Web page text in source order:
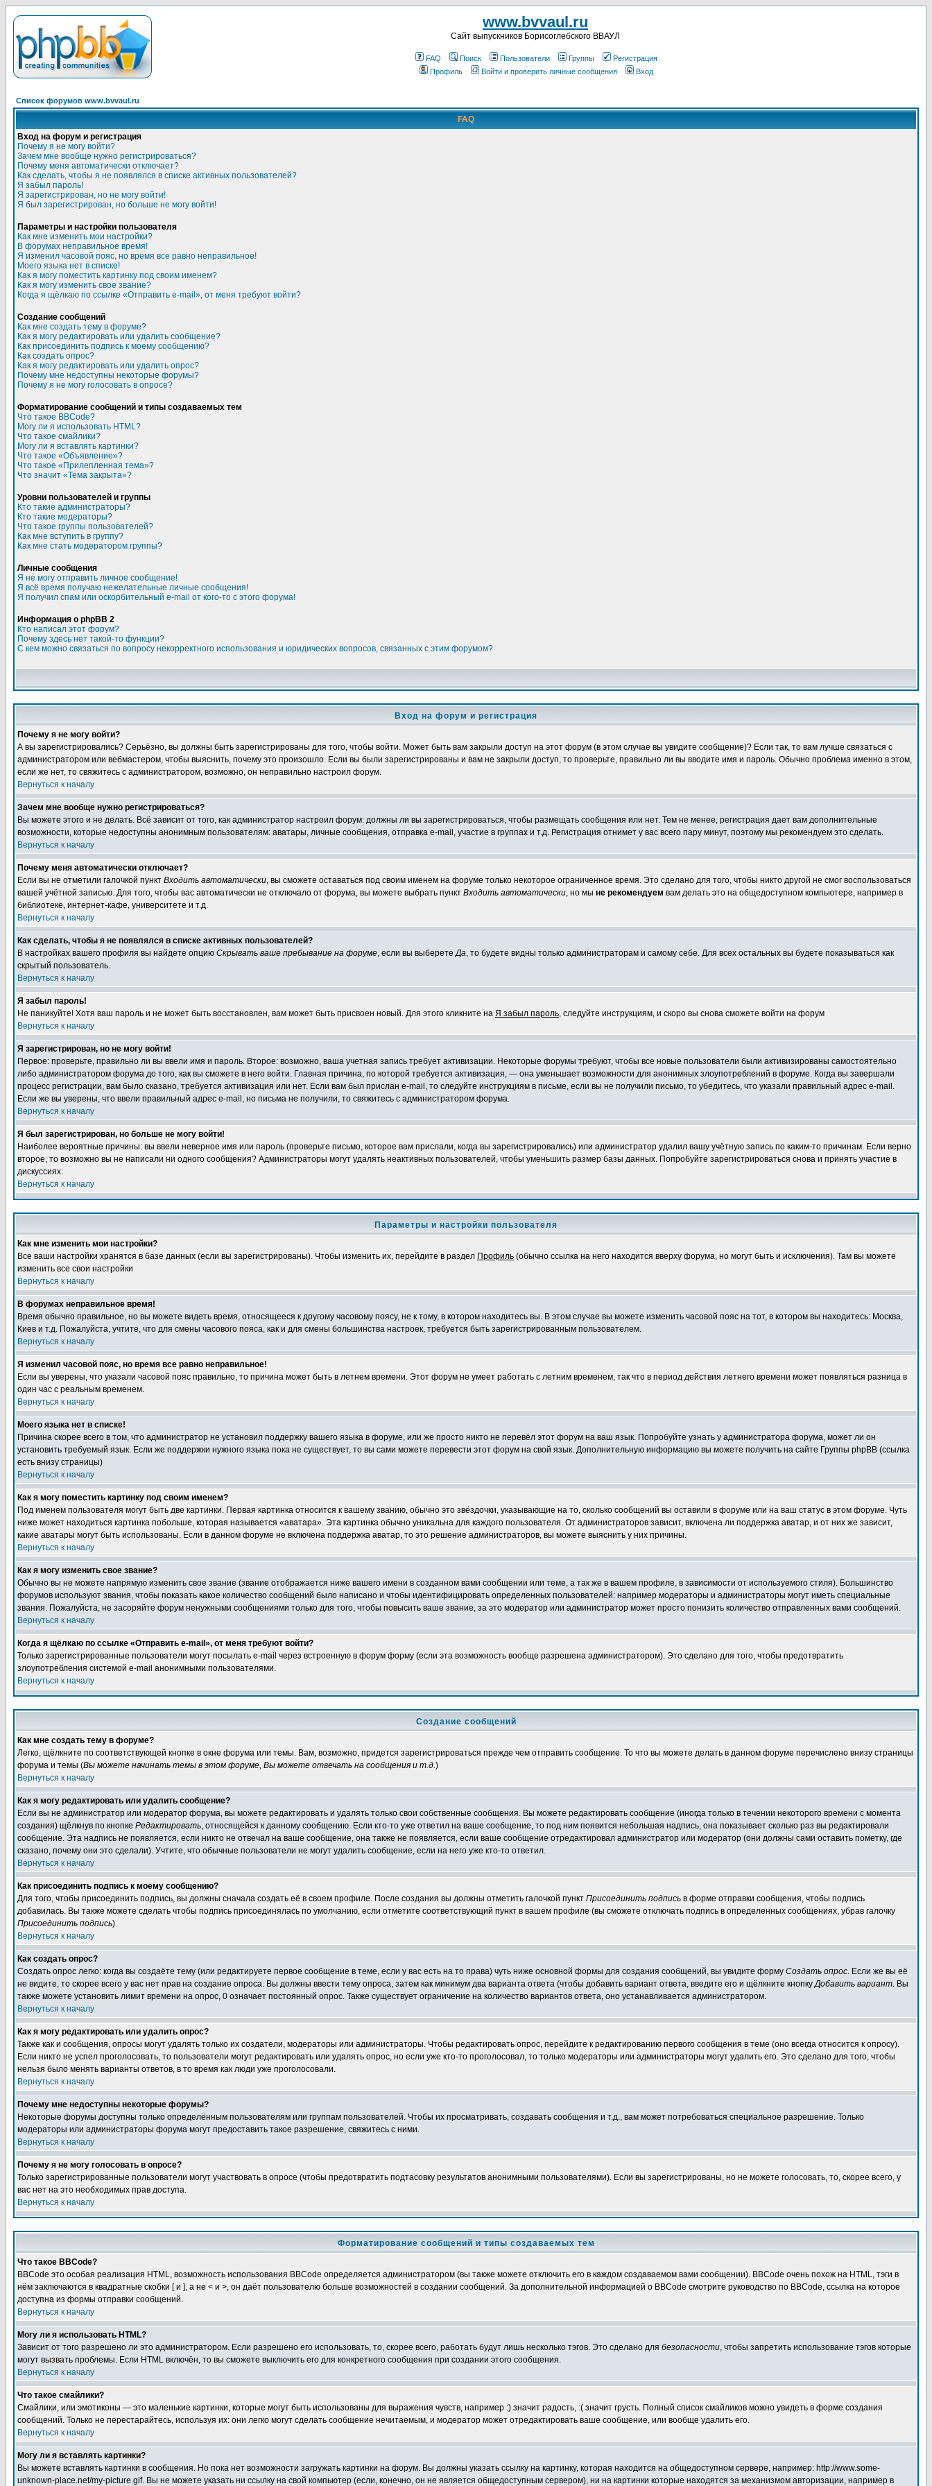
www.bvvaul.ru
Cайт выпускников Борисоглебского ВВАУЛ
FAQ Поиск Пользователи Группы
Регистрация
Профиль
Войти и проверить личные сообщения Вход
Список форумов www.bvvaul.ru
FAQ
Вход на форум и регистрация
Почему я не могу войти?
Зачем мне вообще нужно регистрироваться?
Почему меня автоматически отключает?
Как сделать, чтобы я не появлялся в списке активных пользователей?
Я забыл пароль!
Я зарегистрирован, но не могу войти!
Я был зарегистрирован, но больше не могу войти!
Параметры и настройки пользователя
Как мне изменить мои настройки?
В форумах неправильное время!
Я изменил часовой пояс, но время все равно неправильное!
Моего языка нет в списке!
Как я могу поместить картинку под своим именем?
Как я могу изменить свое звание?
Когда я щёлкаю по ссылке «Отправить e-mail», от меня требуют войти?
Создание сообщений
Как мне создать тему в форуме?
Как я могу редактировать или удалить сообщение?
Как присоединить подпись к моему сообщению?
Как создать опрос?
Как я могу редактировать или удалить опрос?
Почему мне недоступны некоторые форумы?
Почему я не могу голосовать в опросе?
Форматирование сообщений и типы создаваемых тем
Что такое BBCode?
Могу ли я использовать HTML?
Что такое смайлики?
Могу ли я вставлять картинки?
Что такое «Объявление»?
Что такое «Прилепленная тема»?
Что значит «Тема закрыта»?
Уровни пользователей и группы
Кто такие администраторы?
Кто такие модераторы?
Что такое группы пользователей?
Как мне вступить в группу?
Как мне стать модератором группы?
Личные сообщения
Я не могу отправить личное сообщение!
Я всё время получаю нежелательные личные сообщения!
Я получил спам или оскорбительный e-mail от кого-то с этого форума!
Информация о phpBB 2
Кто написал этот форум?
Почему здесь нет такой-то функции?
С кем можно связаться по вопросу некорректного использования и юридических вопросов, связанных с этим форумом?
Вход на форум и регистрация
Почему я не могу войти?
А вы зарегистрировались? Серьёзно, вы должны быть зарегистрированы для того, чтобы войти. Может быть вам закрыли доступ на этот форум (в этом случае вы увидите сообщение)? Если так, то вам лучше связаться с
администратором или вебмастером, чтобы выяснить, почему это произошло. Если вы были зарегистрированы и вам не закрыли доступ, то проверьте, правильно ли вы вводите имя и пароль. Обычно проблема именно в этом,
если же нет, то свяжитесь с администратором, возможно, он неправильно настроил форум.
Вернуться к началу
Зачем мне вообще нужно регистрироваться?
Вы можете этого и не делать. Всё зависит от того, как администратор настроил форум: должны ли вы зарегистрироваться, чтобы размещать сообщения или нет. Тем не менее, регистрация дает вам дополнительные
возможности, которые недоступны анонимным пользователям: аватары, личные сообщения, отправка e-mail, участие в группах и т.д. Регистрация отнимет у вас всего пару минут, поэтому мы рекомендуем это сделать.
Вернуться к началу
Почему меня автоматически отключает?
Если вы не отметили галочкой пункт Входить автоматически, вы сможете оставаться под своим именем на форуме только некоторое ограниченное время. Это сделано для того, чтобы никто другой не смог воспользоваться
вашей учётной записью. Для того, чтобы вас автоматически не отключало от форума, вы можете выбрать пункт Входить автоматически, но мы не рекомендуем вам делать это на общедоступном компьютере, например в
библиотеке, интернет-кафе, университете и т.д.
Вернуться к началу
Как сделать, чтобы я не появлялся в списке активных пользователей?
В настройках вашего профиля вы найдете опцию Скрывать ваше пребывание на форуме, если вы выберетеДа, то будете видны только администраторам и самому себе. Для всех остальных вы будете показываться как
скрытый пользователь.
Вернуться к началу
Я забыл пароль!
Не паникуйте! Хотя ваш пароль и не может быть восстановлен, вам может быть присвоен новый. Для этого кликните на Я забыл пароль, следуйте инструкциям, и скоро вы снова сможете войти на форум
Вернуться к началу
Я зарегистрирован, но не могу войти!
Первое: проверьте, правильно ли вы ввели имя и пароль. Второе: возможно, ваша учетная запись требует активизации. Некоторые форумы требуют, чтобы все новые пользователи были активизированы самостоятельно
либо администратором форума до того, как вы сможете в него войти. Главная причина, по которой требуется активизация, — она уменьшает возможности для анонимных злоупотреблений в форуме. Когда вы завершали
процесс регистрации, вам было сказано, требуется активизация или нет. Если вам был прислан e-mail, то следуйте инструкциям в письме, если вы не получили письмо, то убедитесь, что указали правильный адрес e-mail.
Если же вы уверены, что ввели правильный адрес e-mail, но письма не получили, то свяжитесь с администратором форума.
Вернуться к началу
Я был зарегистрирован, но больше не могу войти!
Наиболее вероятные причины: вы ввели неверное имя или пароль (проверьте письмо, которое вам прислали, когда вы зарегистрировались) или администратор удалил вашу учётную запись по каким-то причинам. Если верно
второе, то возможно вы не написали ни одного сообщения? Администраторы могут удалять неактивных пользователей, чтобы уменьшить размер базы данных. Попробуйте зарегистрироваться снова и принять участие в
дискуссиях.
Вернуться к началу
Параметры и настройки пользователя
Как мне изменить мои настройки?
Все ваши настройки хранятся в базе данных (если вы зарегистрированы). Чтобы изменить их, перейдите в раздел Профиль (обычно ссылка на него находится вверху форума, но могут быть и исключения). Там вы можете
изменить все свои настройки
Вернуться к началу
В форумах неправильное время!
Время обычно правильное, но вы можете видеть время, относящееся к другому часовому поясу, не к тому, в котором находитесь вы. В этом случае вы можете изменить часовой пояс на тот, в котором вы находитесь: Москва,
Киев и т.д. Пожалуйста, учтите, что для смены часового пояса, как и для смены большинства настроек, требуется быть зарегистрированным пользователем.
Вернуться к началу
Я изменил часовой пояс, но время все равно неправильное!
Если вы уверены, что указали часовой пояс правильно, то причина может быть в летнем времени. Этот форум не умеет работать с летним временем, так что в период действия летнего времени может появляться разница в
один час с реальным временем.
Вернуться к началу
Моего языка нет в списке!
Причина скорее всего в том, что администратор не установил поддержку вашего языка в форуме, или же просто никто не перевёл этот форум на ваш язык. Попробуйте узнать у администратора форума, может ли он
установить требуемый язык. Если же поддержки нужного языка пока не существует, то вы сами можете перевести этот форум на свой язык. Дополнительную информацию вы можете получить на сайте Группы phpBB (ссылка
есть внизу страницы)
Вернуться к началу
Как я могу поместить картинку под своим именем?
Под именем пользователя могут быть две картинки. Первая картинка относится к вашему званию, обычно это звёздочки, указывающие на то, сколько сообщений вы оставили в форуме или на ваш статус в этом форуме. Чуть
ниже может находиться картинка побольше, которая называется «аватара». Эта картинка обычно уникальна для каждого пользователя. От администраторов зависит, включена ли поддержка аватар, и от них же зависит,
какие аватары могут быть использованы. Если в данном форуме не включена поддержка аватар, то это решение администраторов, вы можете выяснить у них причины.
Вернуться к началу
Как я могу изменить свое звание?
Обычно вы не можете напрямую изменить свое звание (звание отображается ниже вашего имени в созданном вами сообщении или теме, а так же в вашем профиле, в зависимости от используемого стиля). Большинство
форумов используют звания, чтобы показать какое количество сообщений было написано и чтобы идентифицировать определенных пользователей: например модераторы и администраторы могут иметь специальные
звания. Пожалуйста, не засоряйте форум ненужными сообщениями только для того, чтобы повысить ваше звание, за это модератор или администратор может просто понизить количество отправленных вами сообщений.
Вернуться к началу
Когда я щёлкаю по ссылке «Отправить e-mail», от меня требуют войти?
Только зарегистрированные пользователи могут посылать e-mail через встроенную в форум форму (если эта возможность вообще разрешена администратором). Это сделано для того, чтобы предотвратить
злоупотребления системой e-mail анонимными пользователями.
Вернуться к началу
Создание сообщений
Как мне создать тему в форуме?
Легко, щёлкните по соответствующей кнопке в окне форума или темы. Вам, возможно, придется зарегистрироваться прежде чем отправить сообщение. То что вы можете делать в данном форуме перечислено внизу страницы
форума и темы (Вы можете начинать темы в этом форуме, Вы можете отвечать на сообщения и т.д.)
Вернуться к началу
Как я могу редактировать или удалить сообщение?
Если вы не администратор или модератор форума, вы можете редактировать и удалять только свои собственные сообщения. Вы можете редактировать сообщение (иногда только в течении некоторого времени с момента
создания) щёлкнув по кнопке Редактировать, относящейся к данному сообщению. Если кто-то уже ответил на ваше сообщение, то под ним появится небольшая надпись, она показывает сколько раз вы редактировали
сообщение. Эта надпись не появляется, если никто не отвечал на ваше сообщение, она также не появляется, если ваше сообщение отредактировал администратор или модератор (они должны сами оставить пометку, где
сказано, почему они это сделали). Учтите, что обычные пользователи не могут удалить сообщение, если на него уже кто-то ответил.
Вернуться к началу
Как присоединить подпись к моему сообщению?
Для того, чтобы присоединить подпись, вы должны сначала создать её в своем профиле. После создания вы должны отметить галочкой пункт Присоединить подпись в форме отправки сообщения, чтобы подпись
добавилась. Вы также можете сделать чтобы подпись присоединялась по умолчанию, если отметите соответствующий пункт в вашем профиле (вы сможете отключать подпись в определенных сообщениях, убрав галочку
Присоединить подпись)
Вернуться к началу
Как создать опрос?
Создать опрос легко: когда вы создаёте тему (или редактируете первое сообщение в теме, если у вас есть на то права) чуть ниже основной формы для создания сообщений, вы увидите форму Создать опрос. Если же вы её
не видите, то скорее всего у вас нет прав на создание опроса. Вы должны ввести тему опроса, затем как минимум два варианта ответа (чтобы добавить вариант ответа, введите его и щёлкните кнопкуДобавить вариант. Вы
также можете установить лимит времени на опрос, 0 означает постоянный опрос. Также существует ограничение на количество вариантов ответа, оно устанавливается администратором.
Вернуться к началу
Как я могу редактировать или удалить опрос?
Также как и сообщения, опросы могут удалять только их создатели, модераторы или администраторы. Чтобы редактировать опрос, перейдите к редактированию первого сообщения в теме (оно всегда относится к опросу).
Если никто не успел проголосовать, то пользователи могут редактировать или удалять опрос, но если уже кто-то проголосовал, то только модераторы или администраторы могут удалить его. Это сделано для того, чтобы
нельзя было менять варианты ответов, в то время как люди уже проголосовали.
Вернуться к началу
Почему мне недоступны некоторые форумы?
Некоторые форумы доступны только определённым пользователям или группам пользователей. Чтобы их просматривать, создавать сообщения и т.д., вам может потребоваться специальное разрешение. Только
модераторы или администраторы форума могут предоставить такое разрешение, свяжитесь с ними.
Вернуться к началу
Почему я не могу голосовать в опросе?
Только зарегистрированные пользователи могут участвовать в опросе (чтобы предотвратить подтасовку результатов анонимными пользователями). Если вы зарегистрированы, но не можете голосовать, то, скорее всего, у
вас нет на это необходимых прав доступа.
Вернуться к началу
Форматирование сообщений и типы создаваемых тем
Что такое BBCode?
BBCode это особая реализация HTML, возможность использования BBCode определяется администратором (вы также можете отключить его в каждом создаваемом вами сообщении). BBCode очень похож на HTML, тэги в
нём заключаются в квадратные скобки [ и ], а не < и >, он даёт пользователю больше возможностей в создании сообщений. За дополнительной информацией о BBCode смотрите руководство по BBCode, ссылка на которое
доступна из формы отправки сообщений.
Вернуться к началу
Могу ли я использовать HTML?
Зависит от того разрешено ли это администратором. Если разрешено его использовать, то, скорее всего, работать будут лишь несколько тэгов. Это сделано для безопасности, чтобы запретить использование тэгов которые
могут вызвать проблемы. Если HTML включён, то вы сможете выключить его для конкретного сообщения при создании этого сообщения.
Вернуться к началу
Что такое смайлики?
Смайлики, или эмотиконы — это маленькие картинки, которые могут быть использованы для выражения чувств, например :) значит радость, :( значит грусть. Полный список смайликов можно увидеть в форме создания
сообщений. Только не перестарайтесь, используя их: они легко могут сделать сообщение нечитаемым, и модератор может отредактировать ваше сообщение, или вообще удалить его.
Вернуться к началу
Могу ли я вставлять картинки?
Вы можете вставлять картинки в сообщения. Но пока нет возможности загружать картинки на форум. Вы должны указать ссылку на картинку, которая находится на общедоступном сервере, например: http://www.some-
unknown-place.net/my-picture.gif. Вы не можете указать ни ссылку на свой компьютер (если, конечно, он не является общедоступным сервером), ни на картинки которые находятся за механизмом авторизации, например в